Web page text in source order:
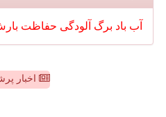
آب باد برگ آلودگی حفاظت
اخبار